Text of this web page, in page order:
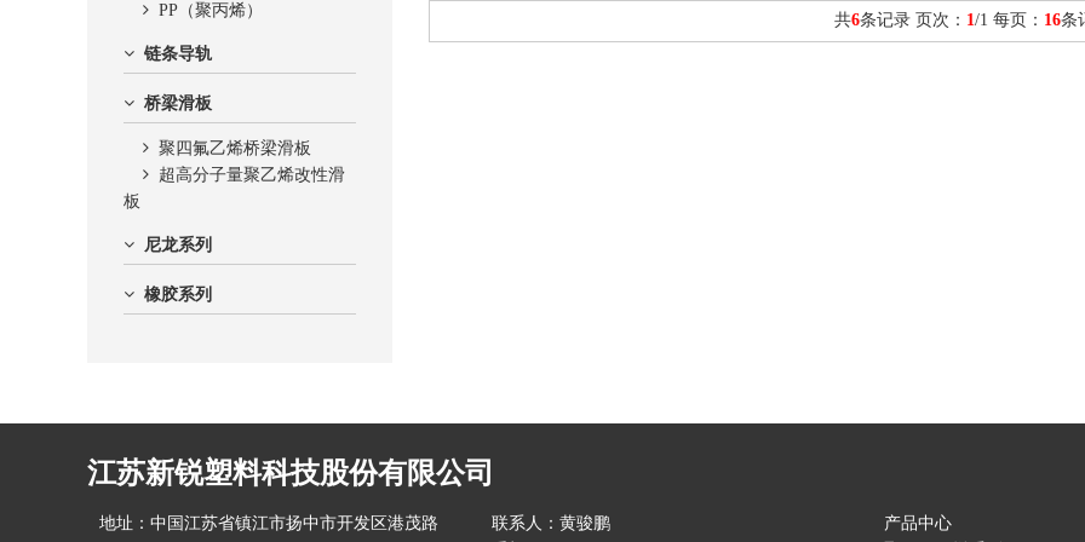
PP（聚丙烯）
链条导轨
桥梁滑板
聚四氟乙烯桥梁滑板
超高分子量聚乙烯改性滑
板
尼龙系列
橡胶系列
共6条记录 页次： 1/1 每页： 16条
江苏新锐塑料科技股份有限公司
地址：中国江苏省镇江市扬中市开发区港茂路
联系人：黄骏鹏
产品中心